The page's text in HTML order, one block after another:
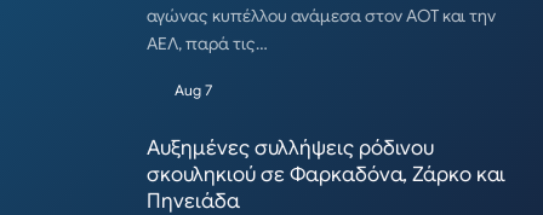
αγώνας κυπέλλου ανάμεσα στον ΑΟΤ και την
ΑΕΛ, παρά τις…
Aug 7
Αυξημένες συλλήψεις ρόδινου
σκουληκιού σε Φαρκαδόνα, Ζάρκο και
Πηνειάδα